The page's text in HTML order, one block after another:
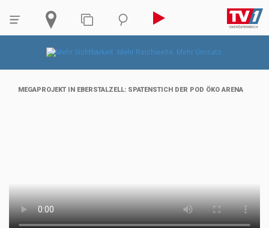
MEGAPROJEKT IN EBERSTALZELL: SPATENSTICH DER POD ÖKO ARENA